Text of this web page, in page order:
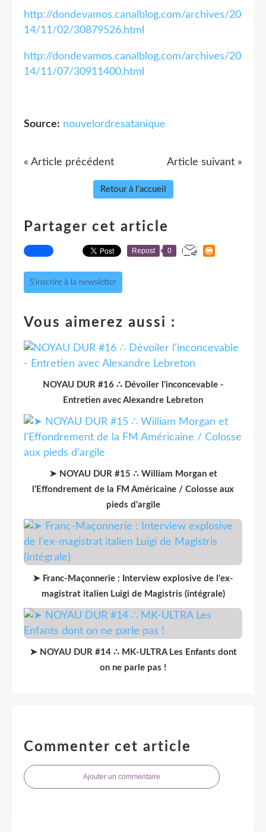
http://dondevamos.canalblog.com/archives/20
14/11/02/30879526.html
http://dondevamos.canalblog.com/archives/20
14/11/07/30911400.html
Source: nouvelordresatanique
« Article précédent Article suivant »
Retour à l'accueil
Partager cet article
Repost 0
S'inscrire à la newsletter
Vous aimerez aussi :
NOYAU DUR #16 ∴ Dévoiler l'inconcevable -
Entretien avec Alexandre Lebreton
➤ NOYAU DUR #15 ∴ William Morgan et
l'Effondrement de la FM Américaine / Colosse aux
pieds d'argile
➤ Franc-Maçonnerie : Interview explosive de l'ex-
magistrat italien Luigi de Magistris (intégrale)
➤ NOYAU DUR #14 ∴ MK-ULTRA Les Enfants dont
on ne parle pas !
Commenter cet article
Ajouter un commentaire